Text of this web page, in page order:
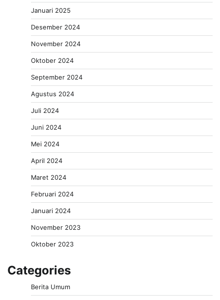
Januari 2025
Desember 2024
November 2024
Oktober 2024
September 2024
Agustus 2024
Juli 2024
Juni 2024
Mei 2024
April 2024
Maret 2024
Februari 2024
Januari 2024
November 2023
Oktober 2023
Categories
Berita Umum